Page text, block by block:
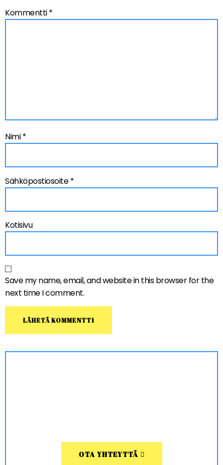
Kommentti*
Nimi*
Sähköpostiosoite*
Kotisivu
Save my name, email, and website in this browser for the
next time I comment.
OTA YHTEYTTÄ